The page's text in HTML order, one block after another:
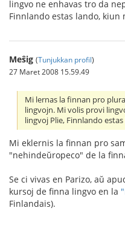
lingvo ne enhavas tro da
Finnlando estas lando, kiun
Meŝig (Tunjukkan profil)
27 Maret 2008 15.59.49
Mi lernas la finnan pro
lingvojn. Mi volis provi
lingvoj Plie, Finnlando
Mi eklernis la finnan pro
"nehindeŭropeco" de la
Se ci vivas en Parizo, aŭ
kursoj de finna lingvo en la
Finlandais).